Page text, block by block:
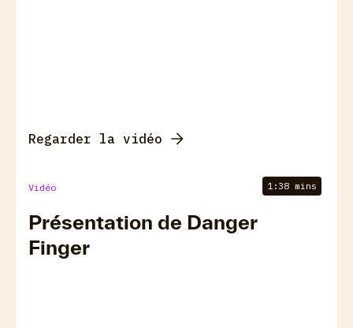
Regarder la vidéo
Vidéo 1:38 mins
Présentation de Danger
Finger